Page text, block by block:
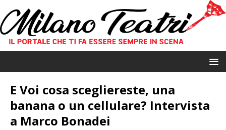
E Voi cosa scegliereste, una
banana o un cellulare? Intervista
a Marco Bonadei